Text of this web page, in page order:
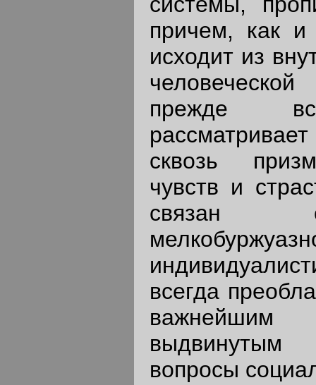
причем, как
исходит из
прежде
сквозь
чувств и
связан
всегда
выдвинутым
вопросы